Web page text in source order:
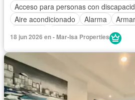
Acceso para personas con
Aire acondicionado
Alarma
Cocina
Estacionamiento
Garita de
Conserje
Vista panorámica
18 jun 2026 en - Mar-Isa Properties